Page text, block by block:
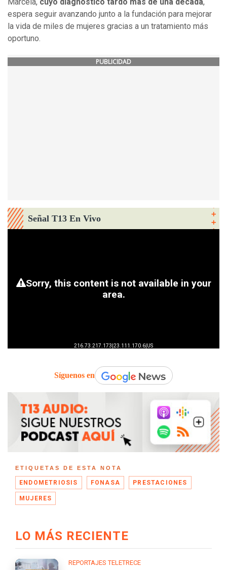
espera seguir avanzando junto a la fundación para mejorar
la vida de miles de mujeres gracias a un tratamiento más
oportuno.
PUBLICIDAD
Señal T13 En Vivo
Síguenos en
ETIQUETAS DE ESTA NOTA
ENDOMETRIOSIS FONASA PRESTACIONES
MUJERES
LO MÁS RECIENTE
REPORTAJES TELETRECE